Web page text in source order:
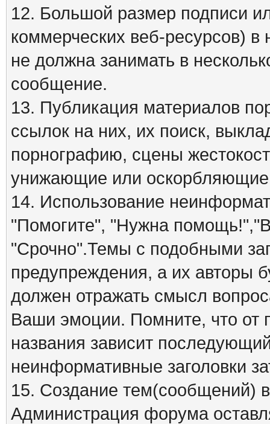
12. Большой размер подписи
коммерческих веб-ресурсов) в
не должна занимать в
сообщение.
13. Публикация материалов
ссылок на них, их поиск,
порнографию, сцены
унижающие или оскорбляющие
14. Использование
"Помогите", "Нужна
"Срочно".Темы с подобными
предупреждения, а их авторы
должен отражать смысл
Ваши эмоции. Помните, что от
названия зависит
неинформативные заголовки
15. Создание тем(сообщений)
Администрация форума